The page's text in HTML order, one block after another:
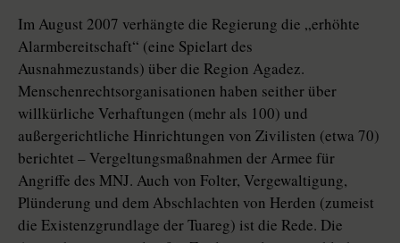
Im August 2007 verhängte die Regierung die „erhöhte
Alarmbereitschaft“ (eine Spielart des
Ausnahmezustands) über die Region Agadez.
Menschenrechtsorganisationen haben seither über
willkürliche Verhaftungen (mehr als 100) und
außergerichtliche Hinrichtungen von Zivilisten (etwa 70)
berichtet – Vergeltungsmaßnahmen der Armee für
Angriffe des MNJ. Auch von Folter, Vergewaltigung,
Plünderung und dem Abschlachten von Herden (zumeist
die Existenzgrundlage der Tuareg) ist die Rede. Die